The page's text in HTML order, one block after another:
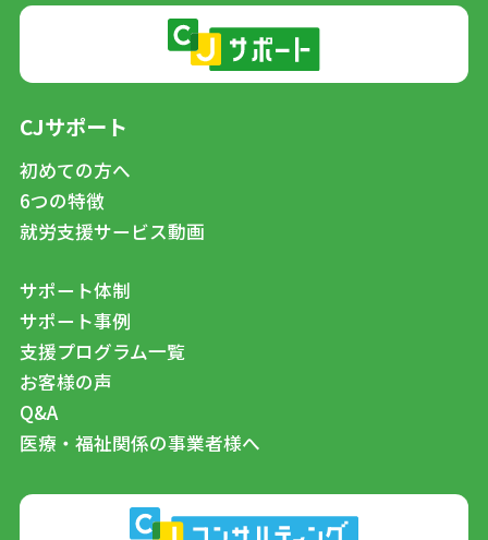
CJサポート
初めての方へ
6つの特徴
就労支援サービス動画
サポート体制
サポート事例
支援プログラム一覧
お客様の声
Q&A
医療・福祉関係の事業者様へ